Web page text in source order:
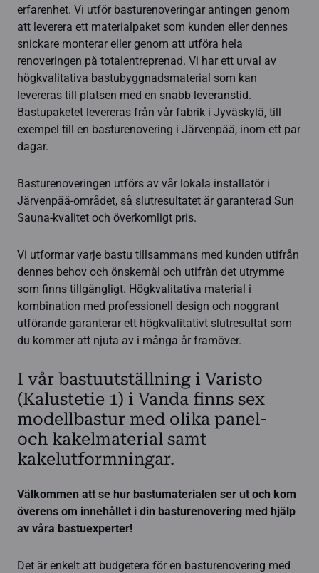
erfarenhet. Vi utför basturenoveringar antingen genom
att leverera ett materialpaket som kunden eller dennes
snickare monterar eller genom att utföra hela
renoveringen på totalentreprenad. Vi har ett urval av
högkvalitativa bastubyggnadsmaterial som kan
levereras till platsen med en snabb leveranstid.
Bastupaketet levereras från vår fabrik i Jyväskylä, till
exempel till en basturenovering i Järvenpää, inom ett par
dagar.
Basturenoveringen utförs av vår lokala installatör i
Järvenpää-området, så slutresultatet är garanterad Sun
Sauna-kvalitet och överkomligt pris.
Vi utformar varje bastu tillsammans med kunden utifrån
dennes behov och önskemål och utifrån det utrymme
som finns tillgängligt. Högkvalitativa material i
kombination med professionell design och noggrant
utförande garanterar ett högkvalitativt slutresultat som
du kommer att njuta av i många år framöver.
I vår bastuutställning i Varisto
(Kalustetie 1) i Vanda finns sex
modellbastur med olika panel-
och kakelmaterial samt
kakelutformningar.
Välkommen att se hur bastumaterialen ser ut och kom
överens om innehållet i din basturenovering med hjälp
av våra bastuexperter!
Det är enkelt att budgetera för en basturenovering med